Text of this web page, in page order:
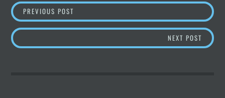
BEITRAGSNAVIGATION
PREVIOUS POST BERGBERICHT – SO WIRD´S AM WOCHENENDE
NEXT POST